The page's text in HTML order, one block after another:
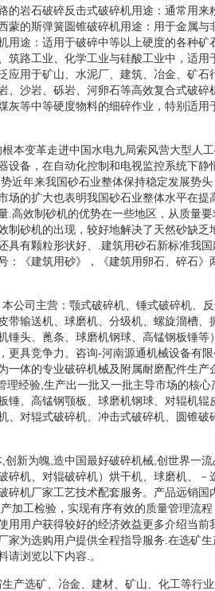
岩石破碎反击式破碎机用途：通常用来
蒙的斯弹簧圆锥破碎机用途：用于金属与
用途：适用于破碎中等以上硬度的各种矿
筑路工业、化学工业与硅酸工业中，适用
应用于矿山、水泥厂、建筑、冶金、矿石
、沙岩、砾岩、河卵石等高效复合式破碎
等中等硬度物料的细碎作业，特别适用
本变革走进中国水电九局索风营大型人
设备，在自动化控制和电视监控系统下静
近年来我国砂石业整体保持稳定发展势
场的扩大也表明我国砂石业整体水平在提
.高效制砂机的优势在一些地区，从质量
制砂机的出现，较好地解决了天然砂缺乏
具有颗粒形状好、.建筑用砂石新标准我
：《建筑用砂》，《建筑用卵石、碎石》
公司主营：颚式破碎机、锤式破碎机、
输送机、球磨机、分级机、螺旋溜槽、
头、蓖条、球磨机钢球、高锰钢板锤等
更具竞争力。咨询-河南源通机械设备有
一体的专业破碎机械及附属耐磨配件生产
经验,生产出一批又一批主导市场的核心
、高锰钢颚板、球磨机钢球、对辊机辊
、对辊式破碎机、冲击式破碎机、圆锥破
新为魄,造中国最好破碎机械,创世界一
碎机、对辊破碎机）烘干机、球磨机、－
机厂家工艺技术配套服务。产品远销国
加工检验，实现有序有效的质量管理流
用用户获得较好的经济效益更多介绍当前
家为选购用户提供全程指导服务.在选矿
请浏览以下内容.。
产选矿、冶金、建材、矿山、化工等行